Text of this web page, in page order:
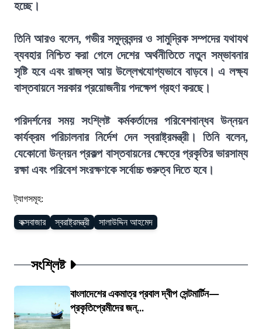
হচ্ছে।
তিনি আরও বলেন, গভীর সমুদ্রবন্দর ও সামুদ্রিক সম্পদের যথাযথ
ব্যবহার নিশ্চিত করা গেলে দেশের অর্থনীতিতে নতুন সম্ভাবনার
সৃষ্টি হবে এবং রাজস্ব আয় উল্লেখযোগ্যভাবে বাড়বে। এ লক্ষ্য
বাস্তবায়নে সরকার প্রয়োজনীয় পদক্ষেপ গ্রহণ করছে।
পরিদর্শনের সময় সংশ্লিষ্ট কর্মকর্তাদের পরিবেশবান্ধব উন্নয়ন
কার্যক্রম পরিচালনার নির্দেশ দেন স্বরাষ্ট্রমন্ত্রী। তিনি বলেন,
যেকোনো উন্নয়ন প্রকল্প বাস্তবায়নের ক্ষেত্রে প্রকৃতির ভারসাম্য
রক্ষা এবং পরিবেশ সংরক্ষণকে সর্বোচ্চ গুরুত্ব দিতে হবে।
ট্যাগসমূহ:
কক্সবাজার স্বরাষ্ট্রমন্ত্রী সালাউদ্দিন আহমেদ
সংশ্লিষ্ট
বাংলাদেশের একমাত্র প্রবাল দ্বীপ সেন্টমার্টিন—
প্রকৃতিপ্রেমীদের জন্...